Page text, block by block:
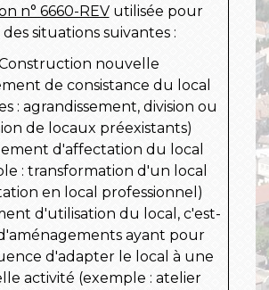
n° 6660-REVutilisée pour
des situations suivantes :
nouvelle
de consistance du local
: agrandissement, division ou
de locaux préexistants)
d'affectation du local
: transformation d'un local
en local professionnel)
d'utilisation du local, c'est-
ayant pour
d'adapter le local à une
activité (exemple : atelier